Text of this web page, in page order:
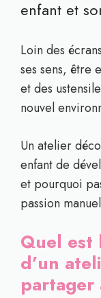
enfant et
Loin des
ses sens, être
et des
nouvel
Un atelier
enfant de
et pourquoi
passion
Quel est
d’un
partager